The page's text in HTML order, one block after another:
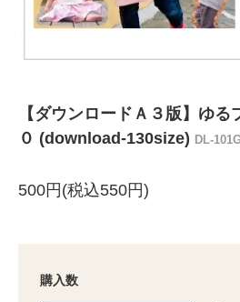
【ダウンロードＡ３版】ゆる
０ (download-130size) DL-
500円(税込550円)
購入数